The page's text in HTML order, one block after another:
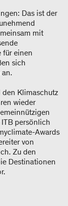
Das ist der
mit
für einen
sich
den Klimaschutz
wieder
persönlich
Awards
von
Zu den
Destinationen